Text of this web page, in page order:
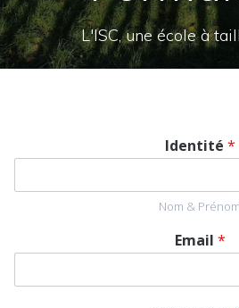
L'ISC, une école à
Identité *
Nom & Prénom
Email *